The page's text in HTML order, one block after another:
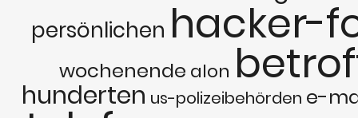
persönlichen hacker-
wochenende alon
hunderten us-polizeibehörden e-